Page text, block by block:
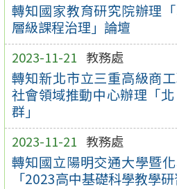
轉知國家教育研究院辦理
層級課程治理」論壇
2023-11-21 教務處
轉知新北市立三重高級商
社會領域推動中心辦理「
群」
2023-11-21 教務處
轉知國立陽明交通大學暨
「2023高中基礎科學教學研